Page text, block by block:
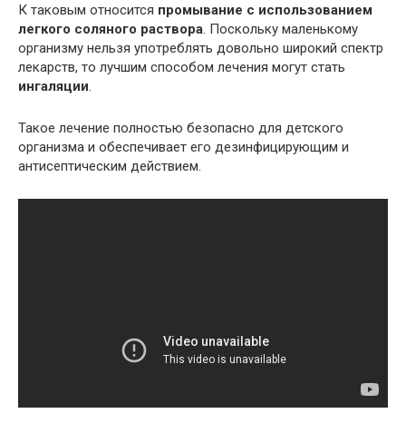
К таковым относится промывание с использованием
легкого соляного раствора . Поскольку маленькому
организму нельзя употреблять довольно широкий спектр
лекарств, то лучшим способом лечения могут стать
ингаляции
Такое лечение полностью безопасно для детского
организма и обеспечивает его дезинфицирующим и
антисептическим действием.